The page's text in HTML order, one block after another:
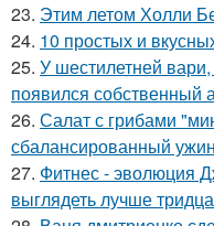
23. Этим летом Холли
24. 10 простых и
25. У шестилетней
появился собственный
26. Салат с грибами
сбалансированный
27. Фитнес - эволюция
выглядеть лучше